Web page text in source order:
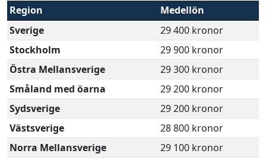
Region
Medellön
Sverige
29 400 kronor
Stockholm
29 900 kronor
Östra Mellansverige
29 300 kronor
Småland med öarna
29 200 kronor
Sydsverige
29 200 kronor
Västsverige
28 800 kronor
Norra Mellansverige
29 100 kronor